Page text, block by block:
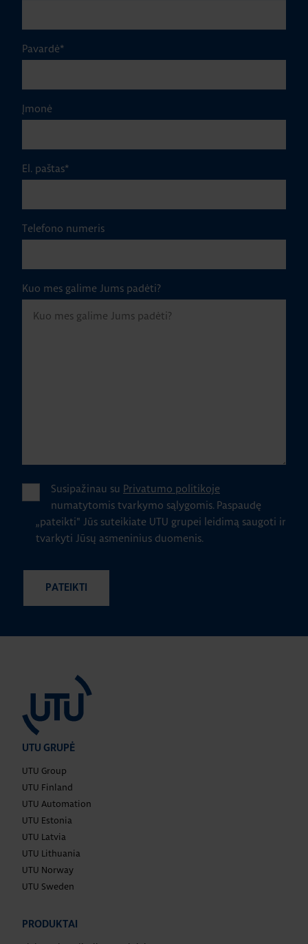
Pavardė*
Įmonė
El. paštas*
Telefono numeris
Kuo mes galime Jums padėti?
Susipažinau su Privatumo politikoje
numatytomis tvarkymo sąlygomis. Paspaudę
„pateikti" Jūs suteikiate UTU grupei leidimą saugoti ir
tvarkyti Jūsų asmeninius duomenis.
UTU GRUPĖ
UTU Group
UTU Finland
UTU Automation
UTU Estonia
UTU Latvia
UTU Lithuania
UTU Norway
UTU Sweden
PRODUKTAI